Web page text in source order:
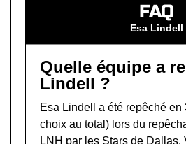
FAQ
Esa Lindell
Quelle équipe a
Lindell ?
Esa Lindell a été repêché en
choix au total) lors du
LNH par les Stars de Dallas.